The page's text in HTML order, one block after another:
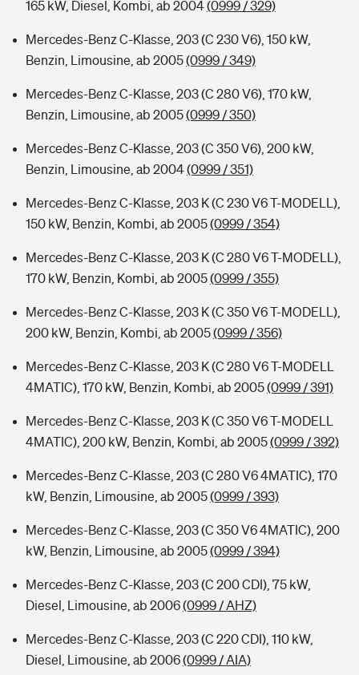
165 kW, Diesel, Kombi, ab 2004(0999 / 329)
Mercedes-Benz C-Klasse, 203 (C 230 V6), 150 kW,
Benzin, Limousine, ab 2005(0999 / 349)
Mercedes-Benz C-Klasse, 203 (C 280 V6), 170 kW,
Benzin, Limousine, ab 2005(0999 / 350)
Mercedes-Benz C-Klasse, 203 (C 350 V6), 200 kW,
Benzin, Limousine, ab 2004(0999 / 351)
Mercedes-Benz C-Klasse, 203 K (C 230 V6 T-MODELL),
150 kW, Benzin, Kombi, ab 2005(0999 / 354)
Mercedes-Benz C-Klasse, 203 K (C 280 V6 T-MODELL),
170 kW, Benzin, Kombi, ab 2005(0999 / 355)
Mercedes-Benz C-Klasse, 203 K (C 350 V6 T-MODELL),
200 kW, Benzin, Kombi, ab 2005(0999 / 356)
Mercedes-Benz C-Klasse, 203 K (C 280 V6 T-MODELL
4MATIC), 170 kW, Benzin, Kombi, ab 2005(0999 / 391)
Mercedes-Benz C-Klasse, 203 K (C 350 V6 T-MODELL
4MATIC), 200 kW, Benzin, Kombi, ab 2005(0999 / 392)
Mercedes-Benz C-Klasse, 203 (C 280 V6 4MATIC), 170
kW, Benzin, Limousine, ab 2005(0999 / 393)
Mercedes-Benz C-Klasse, 203 (C 350 V6 4MATIC), 200
kW, Benzin, Limousine, ab 2005(0999 / 394)
Mercedes-Benz C-Klasse, 203 (C 200 CDI), 75 kW,
Diesel, Limousine, ab 2006(0999 / AHZ)
Mercedes-Benz C-Klasse, 203 (C 220 CDI), 110 kW,
Diesel, Limousine, ab 2006(0999 / AIA)